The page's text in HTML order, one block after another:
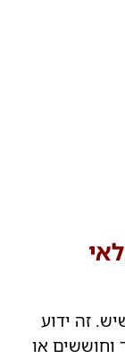
זה ידוע
וחוששים או